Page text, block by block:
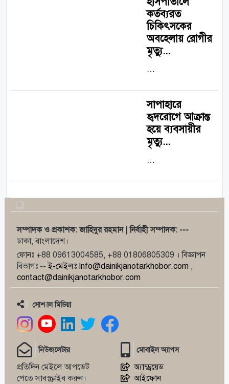
কর্তব্যরত
চিকিৎসকের
অবহেলায় রোগীর
মৃত্যু...
…
সাপাহারে
হৃদরোগে আক্রান্ত
হয়ে ব্যবসায়ীর
মৃত্যু...
…
সম্পাদক ও প্রকাশক: জাহিদুর রহমান | নির্বাহী সম্পাদক: ---
ঢাকা, বাংলাদেশ।
ফোনঃ +88 09613004585, +88 01806805309 । বিজ্ঞাপন
বিভাগঃ --ই-মেইলঃ Info@dainikjanotarkhobor.com ,
contact@dainikjanotarkhobor.com
সোশ্যাল মিডিয়া
নিউজলেটার
প্রতিদিন মেইলে আপডেট
পেতে সাবস্ক্রাইব করুন।
মোবাইল অ্যাপস
অ্যান্ড্রয়েড
আইফোন